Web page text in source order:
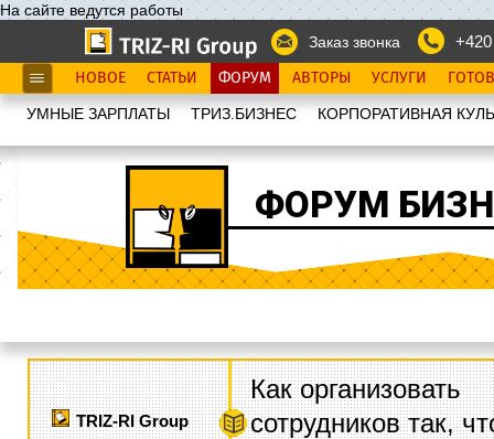
На сайте ведутся работы
Заказ звонка
НОВОЕ СТАТЬИ ФОРУМ АВТОРЫ УСЛУГИ
УМНЫЕ ЗАРПЛАТЫ ТРИЗ.БИЗНЕС КОРПОРАТИВНАЯ
ФОРУМ
TRIZ-RI Group
Как организовать
сотрудников так,